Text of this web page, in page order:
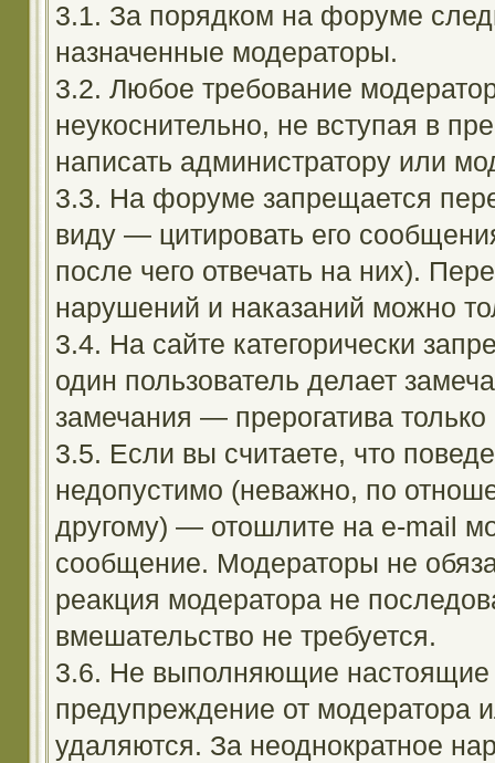
3.1. За порядком на форуме
назначенные модераторы.
3.2. Любое требование
неукоснительно, не вступая в
написать администратору или
3.3. На форуме запрещается
виду — цитировать его
после чего отвечать на них).
нарушений и наказаний можно
3.4. На сайте категорически
один пользователь делает
замечания — прерогатива
3.5. Если вы считаете, что
недопустимо (неважно, по
другому) — отошлите на e-mail
сообщение. Модераторы не
реакция модератора не
вмешательство не требуется.
3.6. Не выполняющие настоящие
предупреждение от модератора
удаляются. За неоднократное